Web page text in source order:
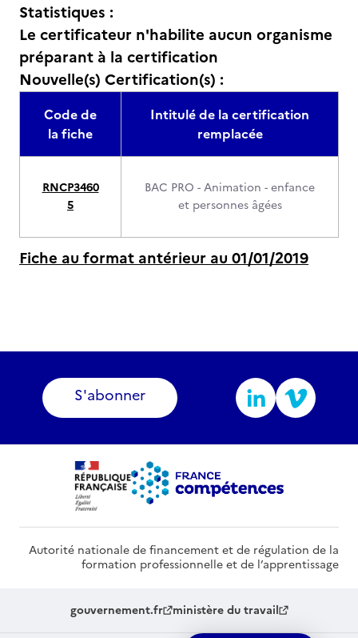
Statistiques :
Le certificateur n'habilite aucun organisme
préparant à la certification
Nouvelle(s) Certification(s) :
Code de
la fiche
Intitulé de la certification
remplacée
RNCP3460
5
BAC PRO - Animation - enfance
et personnes âgées
Fiche au format antérieur au 01/01/2019
S'abonner
Autorité nationale de financement et de régulation de la
formation professionnelle et de l’apprentissage
gouvernement.fr ministère du travail